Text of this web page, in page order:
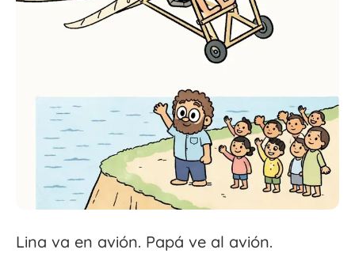
Lina va en avión. Papá ve al avión.